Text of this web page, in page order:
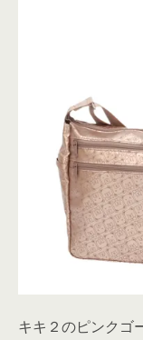
キキ２のピンクゴ